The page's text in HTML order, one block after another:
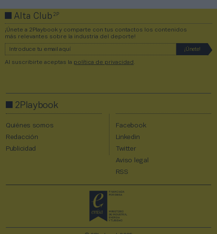
Alta Club2P
¡Únete a 2Playbook y comparte con tus contactos los contenidos
más relevantes sobre la industria del deporte!
Al suscribirte aceptas la política de privacidad .
2Playbook
Quiénes somos
Redacción
Publicidad
Facebook
Linkedin
Twitter
Aviso legal
RSS